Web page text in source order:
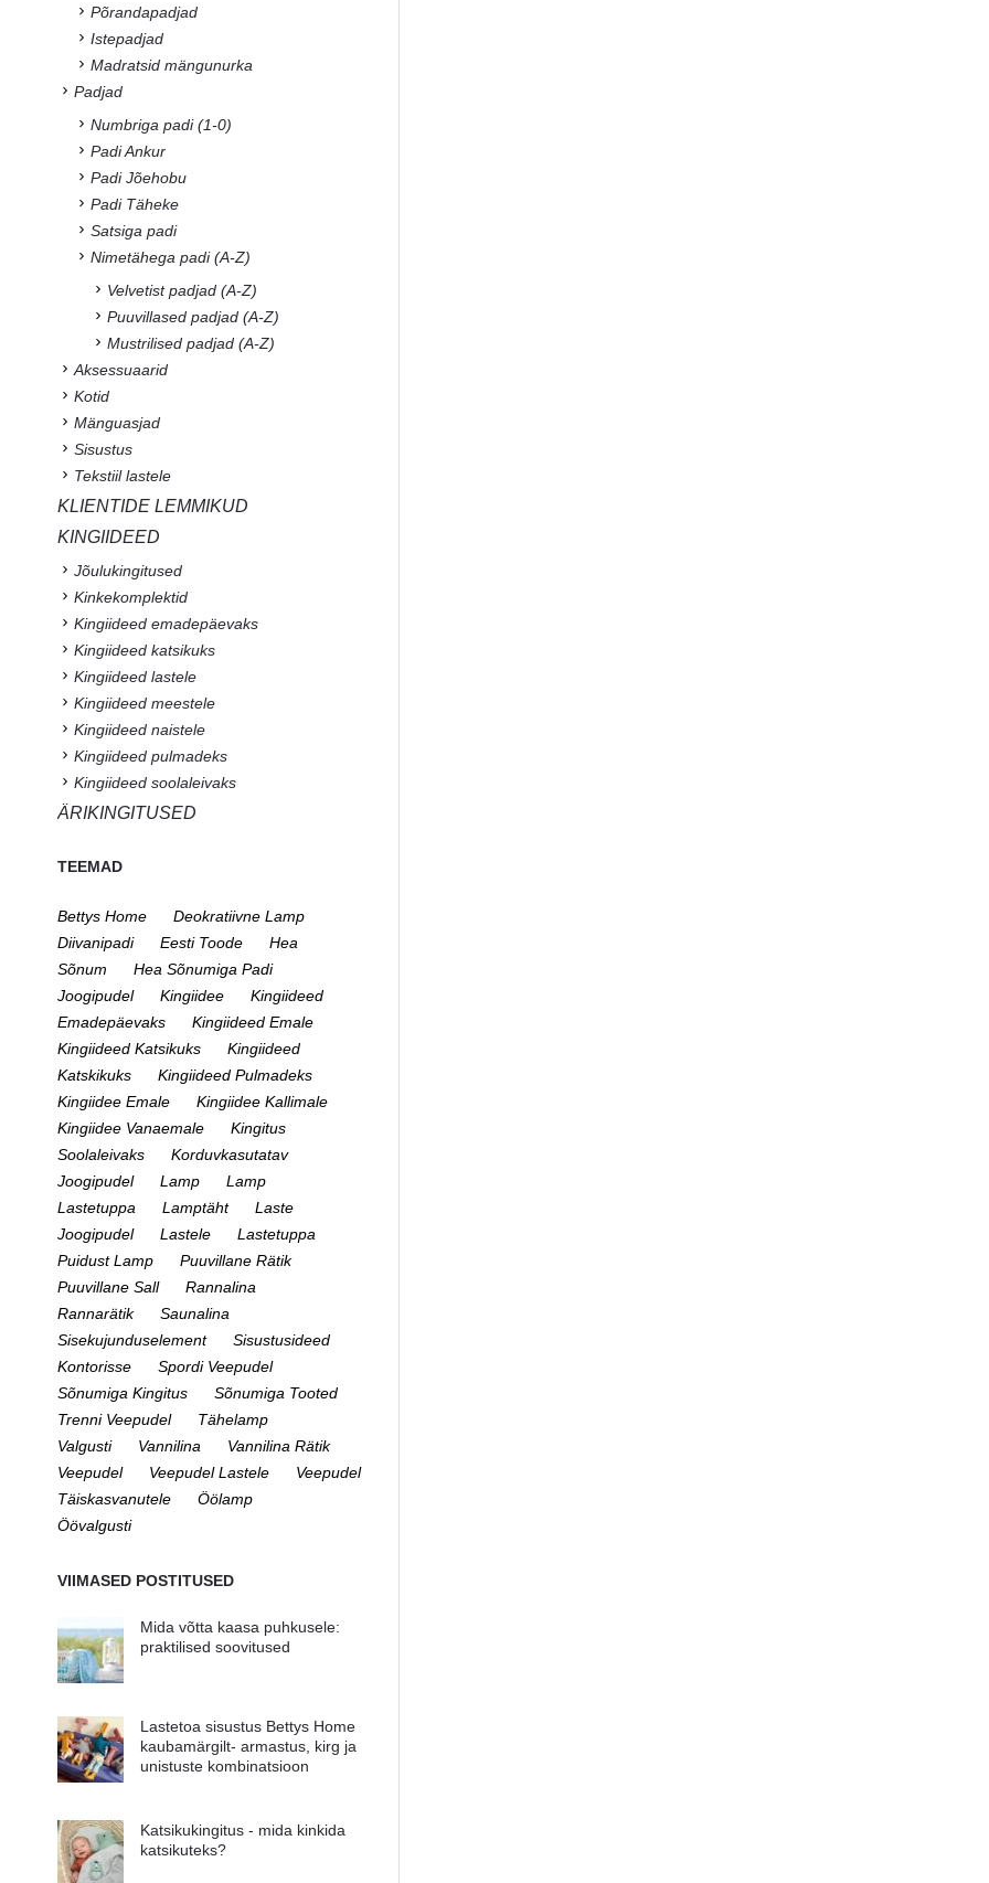
Põrandapadjad
Istepadjad
Madratsid mängunurka
Padjad
Numbriga padi (1-0)
Padi Ankur
Padi Jõehobu
Padi Täheke
Satsiga padi
Nimetähega padi (A-Z)
Velvetist padjad (A-Z)
Puuvillased padjad (A-Z)
Mustrilised padjad (A-Z)
Aksessuaarid
Kotid
Mänguasjad
Sisustus
Tekstiil lastele
KLIENTIDE LEMMIKUD
KINGIIDEED
Jõulukingitused
Kinkekomplektid
Kingiideed emadepäevaks
Kingiideed katsikuks
Kingiideed lastele
Kingiideed meestele
Kingiideed naistele
Kingiideed pulmadeks
Kingiideed soolaleivaks
ÄRIKINGITUSED
TEEMAD
Bettys Home
Deokratiivne Lamp
Diivanipadi
Eesti Toode
Hea
Sõnum
Hea Sõnumiga Padi
Joogipudel
Kingiidee
Kingiideed
Emadepäevaks
Kingiideed Emale
Kingiideed Katsikuks
Kingiideed
Katskikuks
Kingiideed Pulmadeks
Kingiidee Emale
Kingiidee Kallimale
Kingiidee Vanaemale
Kingitus
Soolaleivaks
Korduvkasutatav
Joogipudel
Lamp
Lamp
Lastetuppa
Lamptäht
Laste
Joogipudel
Lastele
Lastetuppa
Puidust Lamp
Puuvillane Rätik
Puuvillane Sall
Rannalina
Rannarätik
Saunalina
Sisekujunduselement
Sisustusideed
Kontorisse
Spordi Veepudel
Sõnumiga Kingitus
Sõnumiga Tooted
Trenni Veepudel
Tähelamp
Valgusti
Vannilina
Vannilina Rätik
Veepudel
Veepudel Lastele
Veepudel
Täiskasvanutele
Öölamp
Öövalgusti
VIIMASED POSTITUSED
Mida võtta kaasa puhkusele:
praktilised soovitused
Lastetoa sisustus Bettys Home
kaubamärgilt- armastus, kirg ja
unistuste kombinatsioon
Katsikukingitus - mida kinkida
katsikuteks?